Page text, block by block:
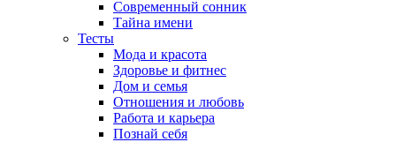
Современный сонник
Тайна имени
Тесты
Мода и красота
Здоровье и фитнес
Дом и семья
Отношения и любовь
Работа и карьера
Познай себя